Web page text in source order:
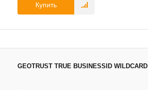
Купить
GEOTRUST TRUE BUSINESSID WILDCARD